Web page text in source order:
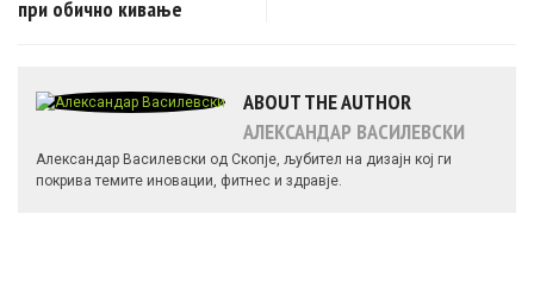
при обично кивање
ABOUT THE AUTHOR
АЛЕКСАНДАР ВАСИЛЕВСКИ
Александар Василевски од Скопје, љубител на дизајн кој ги
покрива темите иновации, фитнес и здравје.